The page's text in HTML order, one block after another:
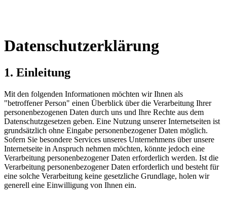
Datenschutzerklärung
1. Einleitung
Mit den folgenden Informationen möchten wir Ihnen als
"betroffener Person" einen Überblick über die Verarbeitung Ihrer
personenbezogenen Daten durch uns und Ihre Rechte aus dem
Datenschutzgesetzen geben. Eine Nutzung unserer Internetseiten ist
grundsätzlich ohne Eingabe personenbezogener Daten möglich.
Sofern Sie besondere Services unseres Unternehmens über unsere
Internetseite in Anspruch nehmen möchten, könnte jedoch eine
Verarbeitung personenbezogener Daten erforderlich werden. Ist die
Verarbeitung personenbezogener Daten erforderlich und besteht für
eine solche Verarbeitung keine gesetzliche Grundlage, holen wir
generell eine Einwilligung von Ihnen ein.